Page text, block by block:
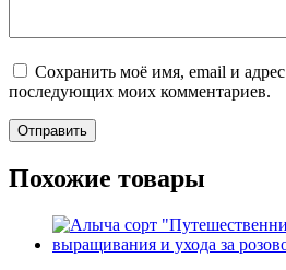
Сохранить моё имя, email и адрес
последующих моих комментариев.
Похожие товары